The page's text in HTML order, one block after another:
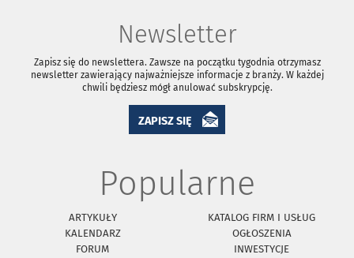
Newsletter
Zapisz się do newslettera. Zawsze na początku tygodnia otrzymasz
newsletter zawierający najważniejsze informacje z branży. W każdej
chwili będziesz mógł anulować subskrypcję.
ZAPISZ SIĘ
Popularne
ARTYKUŁY
KATALOG FIRM I USŁUG
KALENDARZ
OGŁOSZENIA
FORUM
INWESTYCJE